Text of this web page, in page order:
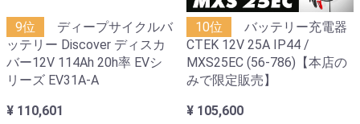
9位
ディープサイクルバ
ッテリー Discover ディスカ
バー12V 114Ah 20h率 EVシ
リーズ EV31A-A
¥ 110,601
10位
バッテリー充電器
CTEK 12V 25A IP44 /
MXS25EC (56-786)【本店の
みで限定販売】
¥ 105,600